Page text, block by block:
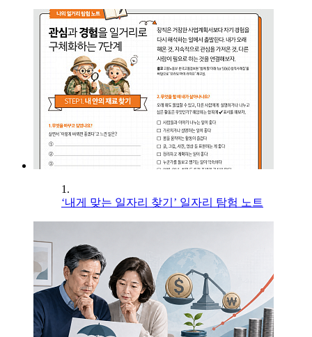
1.
‘내게 맞는 일자리 찾기’ 일자리 탐험 노트